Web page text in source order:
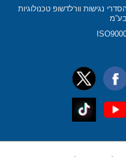
נגישות וורלדשופ טכנולוגיות
בע”מ